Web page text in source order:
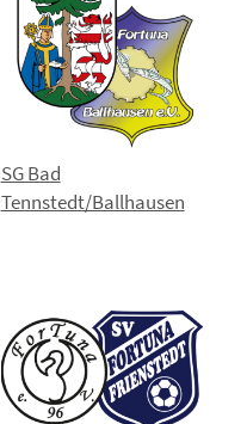
SG Bad
Tennstedt/Ballhausen